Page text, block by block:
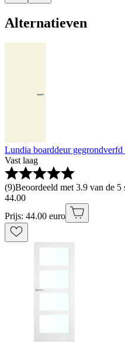
Alternatieven
Lundia boarddeur
Vast laag
(9)Beoordeeld met 3.9 van de
44.00
Prijs: 44.00 euro